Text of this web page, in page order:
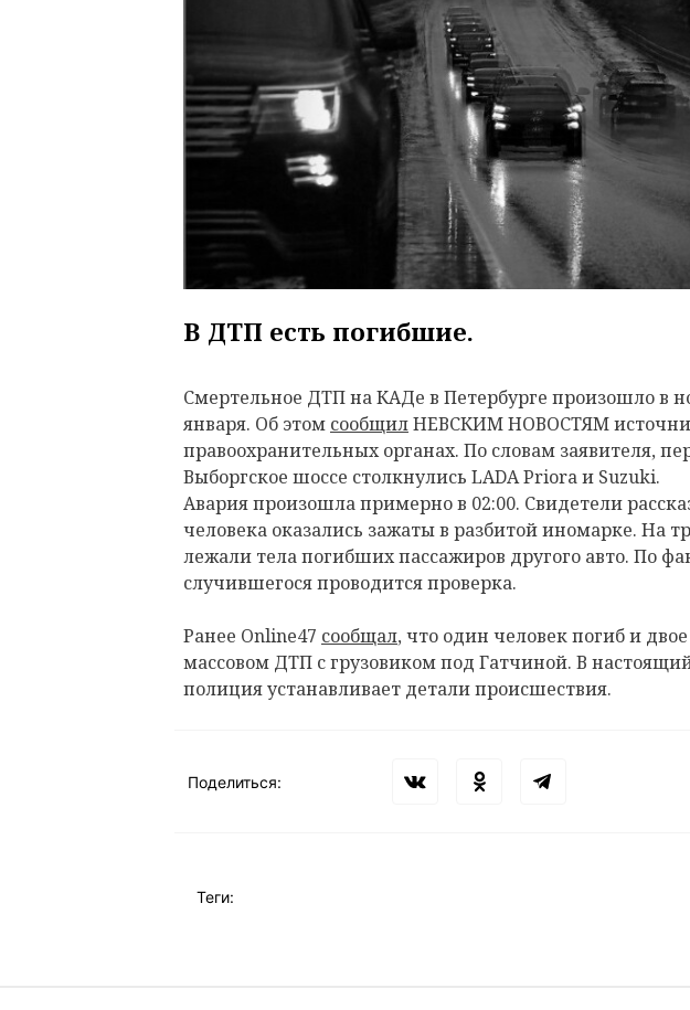
В ДТП есть погибшие.
Смертельное ДТП на КАДе в Петербурге произошло в
января. Об этом сообщилНЕВСКИМ НОВОСТЯМ
правоохранительных органах. По словам заявителя,
Выборгское шоссе столкнулись LADA Priora и Suzuki.
Авария произошла примерно в 02:00. Свидетели
человека оказались зажаты в разбитой иномарке. На
лежали тела погибших пассажиров другого авто. По
случившегося проводится проверка.
Ранее Online47 сообщал, что один человек погиб и
массовом ДТП с грузовиком под Гатчиной. В
полиция устанавливает детали происшествия.
Поделиться:
Теги: